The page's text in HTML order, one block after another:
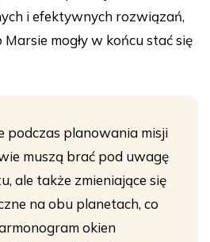
i efektywnych rozwiązań,
mogły w końcu stać się
podczas planowania misji
muszą brać pod uwagę
ale także zmieniające się
na obu planetach, co
okien